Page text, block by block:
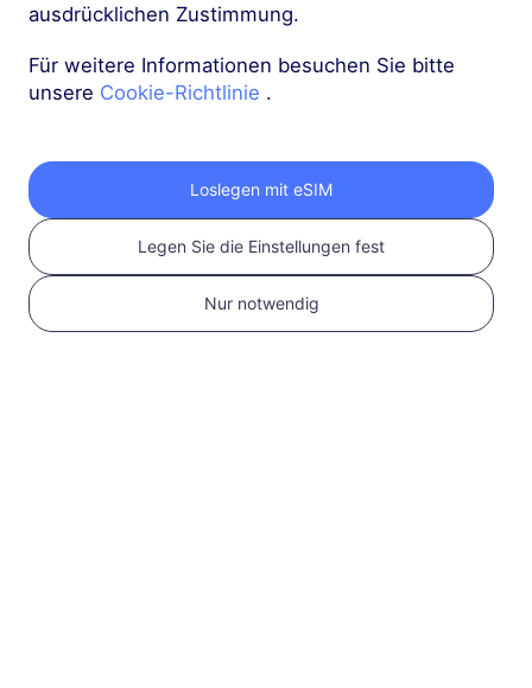
Mehr
Holen Sie sich Ihre
RedteaGO eSIM in 3
Schritten
ausdrücklichen Zustimmung.
Für weitere Informationen besuchen Sie bitte
unsere Cookie-Richtlinie .
Loslegen mit eSIM
Legen Sie die Einstellungen fest
Nur notwendig